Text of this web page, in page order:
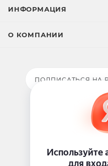
ИНФОРМАЦИЯ
О КОМПАНИИ
ПОДПИСАТЬСЯ НА
г. Москва, 5-